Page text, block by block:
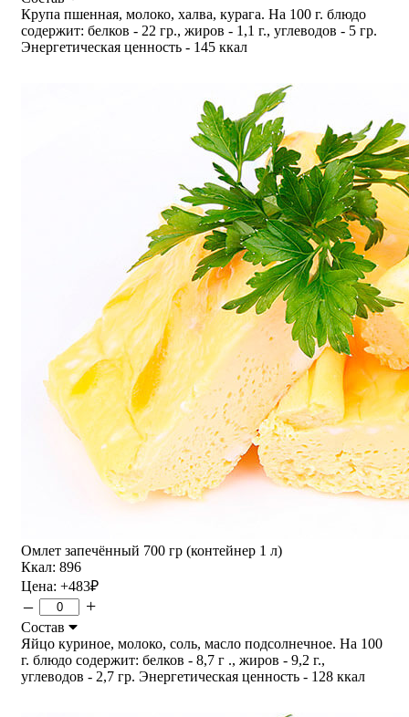
Крупа пшенная, молоко, халва, курага. На 100 г. блюдо
содержит: белков - 22 гр., жиров - 1,1 г., углеводов - 5 гр.
Энергетическая ценность - 145 ккал
Омлет запечённый 700 гр (контейнер 1 л)
Ккал: 896
Цена: +483₽
– +
Состав
Яйцо куриное, молоко, соль, масло подсолнечное. На 100
г. блюдо содержит: белков - 8,7 г ., жиров - 9,2 г.,
углеводов - 2,7 гр. Энергетическая ценность - 128 ккал